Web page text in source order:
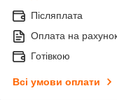
Післяплата
Оплата на
Готівкою
Всі умови оплати